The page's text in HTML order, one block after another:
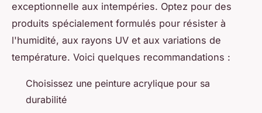
exceptionnelle aux intempéries. Optez pour des
produits spécialement formulés pour résister à
l'humidité, aux rayons UV et aux variations de
température. Voici quelques recommandations :
Choisissez une peinture acrylique pour sa
durabilité